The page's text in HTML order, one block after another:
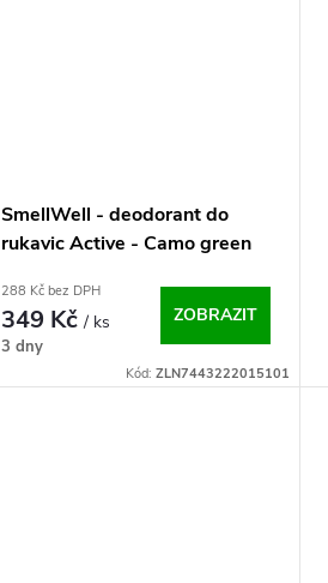
SmellWell - deodorant do
rukavic Active - Camo green
288 Kč bez DPH
349 Kč/ ks
3 dny
ZOBRAZIT
Kód:ZLN7443222015101